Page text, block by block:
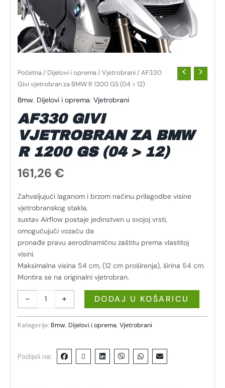
Početna / Dijelovi i oprema /Vjetrobrani / AF330
Givi vjetrobran za BMW R 1200 GS (04 > 12)
Bmw, Dijelovi i oprema, Vjetrobrani
AF330 GIVI
VJETROBRAN ZA BMW
R 1200 GS (04 > 12)
161,26 €
Zahvaljujući laganom i brzom načinu prilagodbe visine
vjetrobranskog stakla,
sustav Airflow postaje jedinstven u svojoj vrsti,
omogućujući vozaču da
pronađe pravu aerodinamičnu zaštitu prema vlastitoj
visini.
Maksimalna visina 54 cm, (12 cm proširenja), širina 54 cm.
Montira se na originalni vjetrobran.
- + DODAJ U KOŠARICU
Kategorije: Bmw, Dijelovi i oprema, Vjetrobrani
Podijeli na: